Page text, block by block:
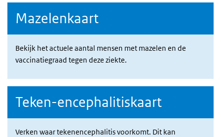
Mazelenkaart
Bekijk het actuele aantal mensen met mazelen en de
vaccinatiegraad tegen deze ziekte.
Teken-encephalitiskaart
Verken waar tekenencephalitis voorkomt. Dit kan